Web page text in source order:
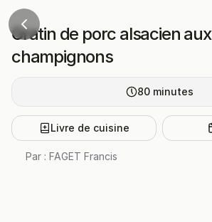
Gratin de porc alsacien aux
champignons
80 minutes
Livre de cuisine
Par : FAGET Francis